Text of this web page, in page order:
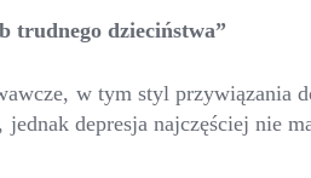
trudnego dzieciństwa”
w tym styl przywiązania
depresja najczęściej nie